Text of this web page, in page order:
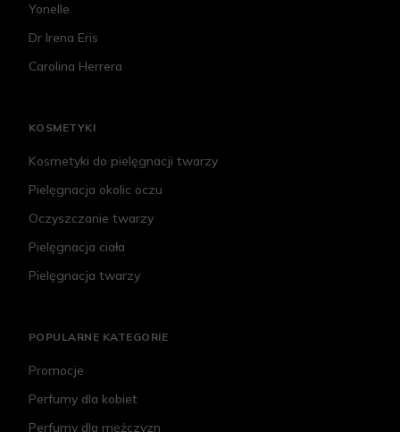
Yonelle
Dr Irena Eris
Carolina Herrera
KOSMETYKI
Kosmetyki do pielęgnacji twarzy
Pielęgnacja okolic oczu
Oczyszczanie twarzy
Pielęgnacja ciała
Pielęgnacja twarzy
POPULARNE KATEGORIE
Promocje
Perfumy dla kobiet
Perfumy dla mężczyzn